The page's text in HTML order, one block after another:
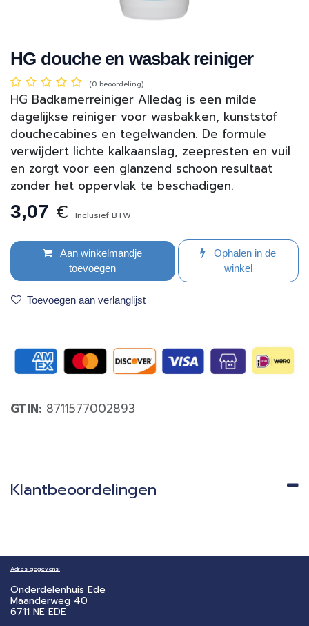
HG douche en wasbak reiniger
(0 beoordeling)
HG Badkamerreiniger Alledag is een milde
dagelijkse reiniger voor wasbakken, kunststof
douchecabines en tegelwanden. De formule
verwijdert lichte kalkaanslag, zeepresten en vuil
en zorgt voor een glanzend schoon resultaat
zonder het oppervlak te beschadigen.
3,07 € Inclusief BTW
Aan winkelmandje
toevoegen
Ophalen in de
winkel
Toevoegen aan verlanglijst
GTIN: 8711577002893
Klantbeoordelingen
Adres gegevens:
Onderdelenhuis Ede
Maanderweg 40
6711 NE EDE